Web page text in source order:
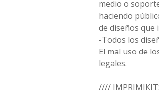
medio o
haciendo
de diseños que
-Todos los
El mal uso de
legales.
////